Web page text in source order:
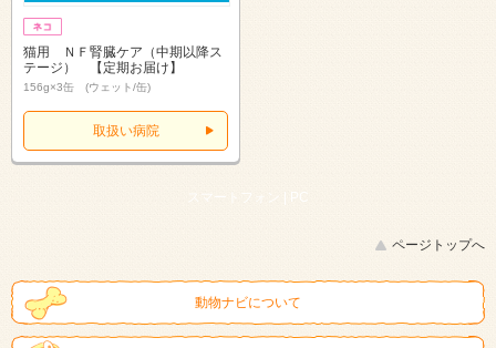
猫用 ＮＦ腎臓ケア（中期以降ス
テージ） 【定期お届け】
156g×3缶 (ウェット/缶)
取扱い病院
スマートフォン | PC
ページトップへ
動物ナビについて